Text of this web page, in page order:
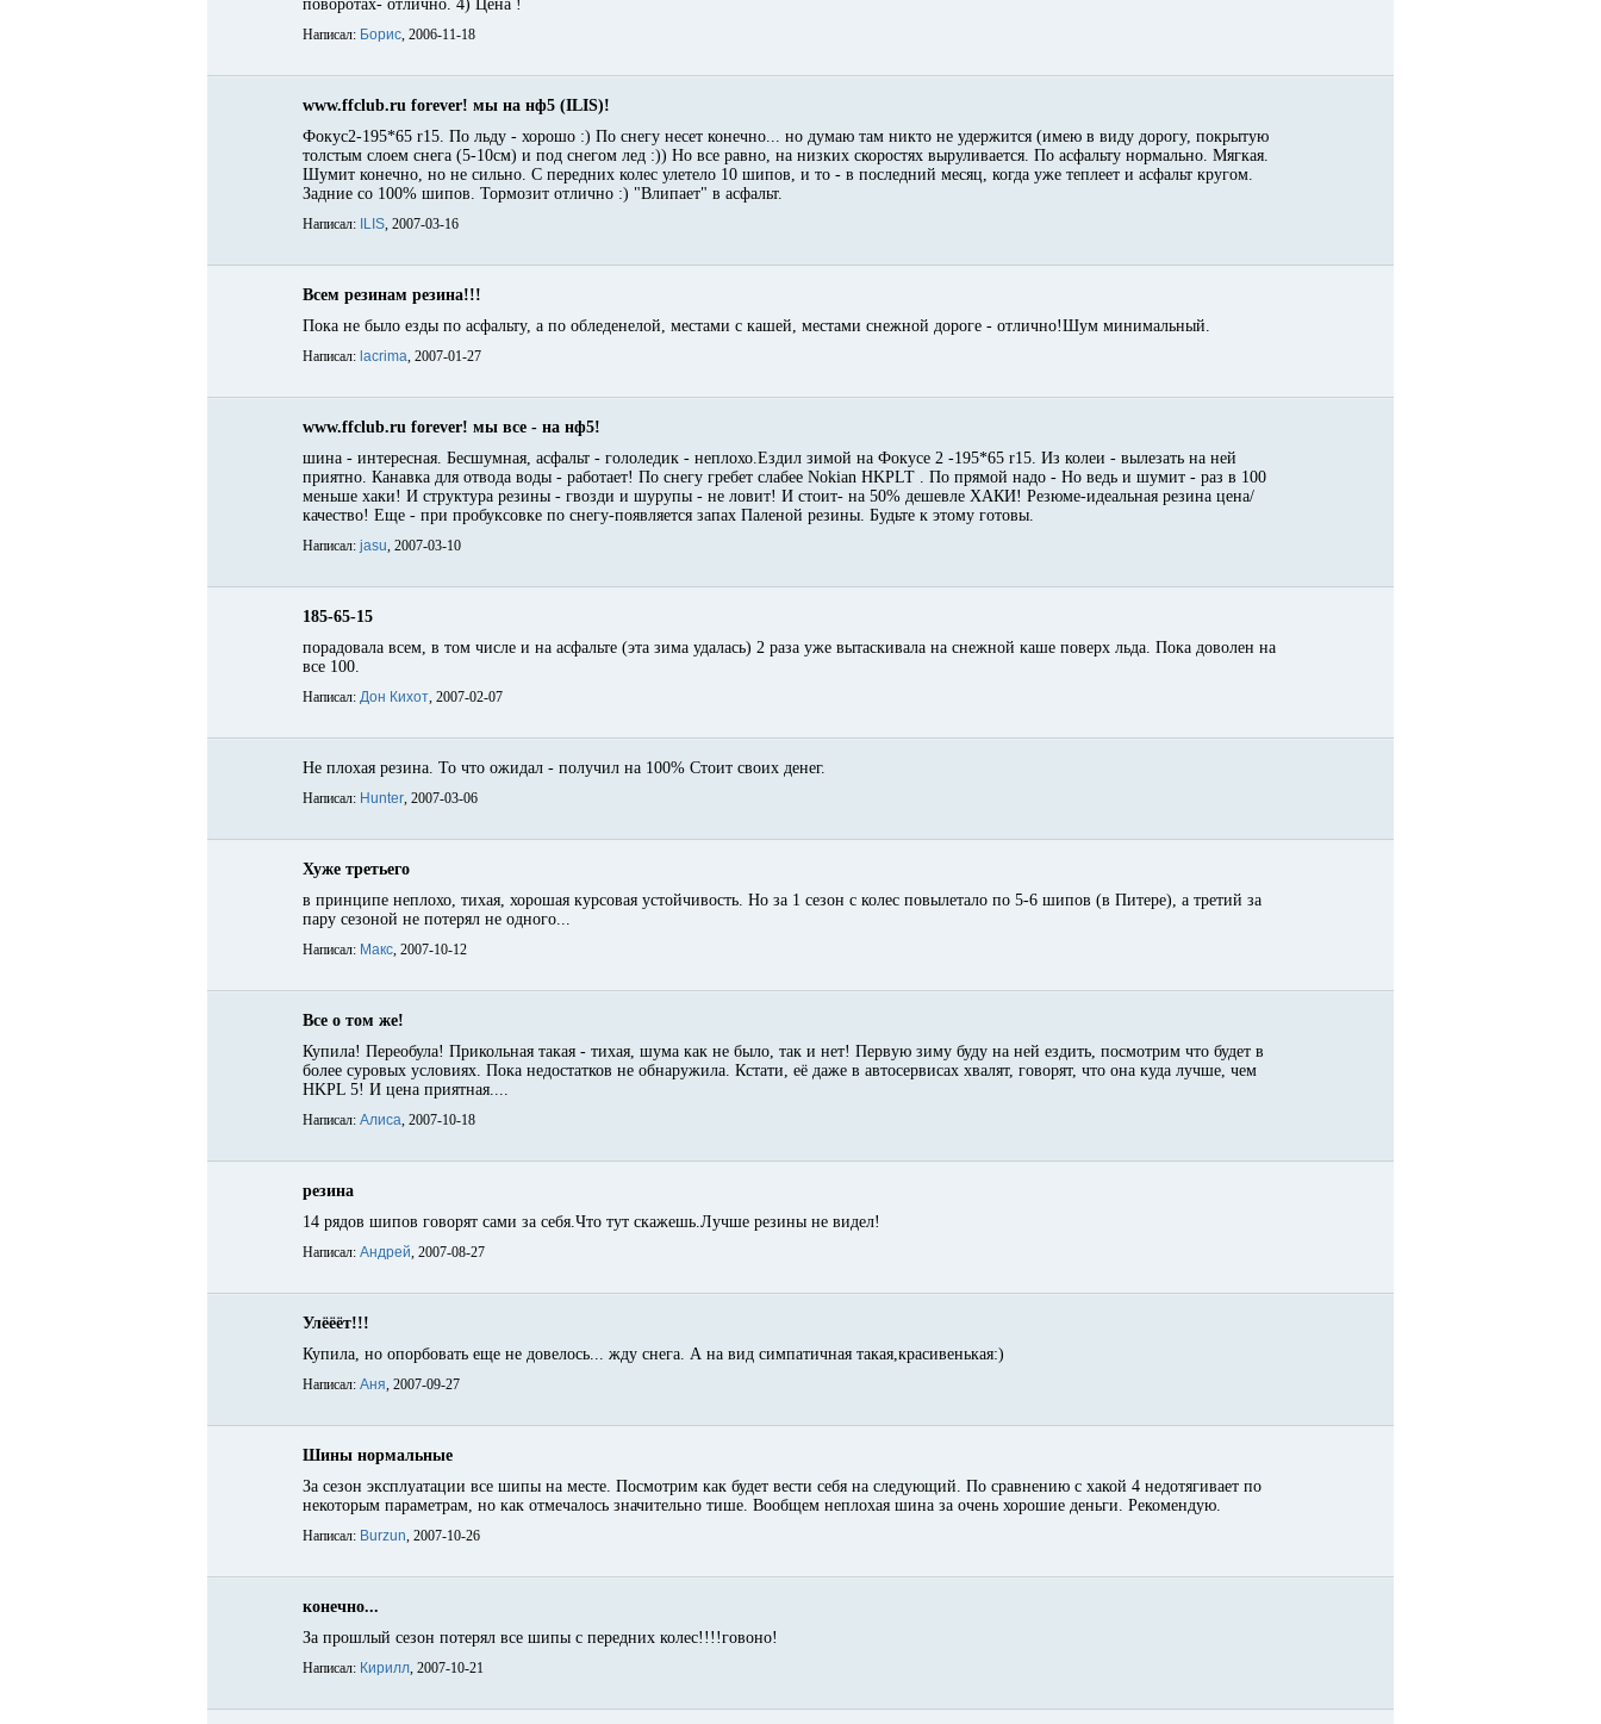
поворотах- отлично. 4) Цена !
Написал: Борис, 2006-11-18
www.ffclub.ru forever! мы на нф5 (ILIS)!
Фокус2-195*65 r15. По льду - хорошо :) По снегу несет конечно... но думаю там никто не удержится (имею в виду дорогу, покрытую
толстым слоем снега (5-10см) и под снегом лед :)) Но все равно, на низких скоростях выруливается. По асфальту нормально. Мягкая.
Шумит конечно, но не сильно. С передних колес улетело 10 шипов, и то - в последний месяц, когда уже теплеет и асфальт кругом.
Задние со 100% шипов. Тормозит отлично :) "Влипает" в асфальт.
Написал: ILIS, 2007-03-16
Всем резинам резина!!!
Пока не было езды по асфальту, а по обледенелой, местами с кашей, местами снежной дороге - отлично!Шум минимальный.
Написал: lacrima, 2007-01-27
www.ffclub.ru forever! мы все - на нф5!
шина - интересная. Бесшумная, асфальт - гололедик - неплохо.Ездил зимой на Фокусе 2 -195*65 r15. Из колеи - вылезать на ней
приятно. Канавка для отвода воды - работает! По снегу гребет слабее Nokian HKPLT . По прямой надо - Но ведь и шумит - раз в 100
меньше хаки! И структура резины - гвозди и шурупы - не ловит! И стоит- на 50% дешевле ХАКИ! Резюме-идеальная резина цена/
качество! Еще - при пробуксовке по снегу-появляется запах Паленой резины. Будьте к этому готовы.
Написал: jasu, 2007-03-10
185-65-15
порадовала всем, в том числе и на асфальте (эта зима удалась) 2 раза уже вытаскивала на снежной каше поверх льда. Пока доволен на
все 100.
Написал: Дон Кихот, 2007-02-07
Не плохая резина. То что ожидал - получил на 100% Стоит своих денег.
Написал: Hunter, 2007-03-06
Хуже третьего
в принципе неплохо, тихая, хорошая курсовая устойчивость. Но за 1 сезон с колес повылетало по 5-6 шипов (в Питере), а третий за
пару сезоной не потерял не одного...
Написал: Макс, 2007-10-12
Все о том же!
Купила! Переобула! Прикольная такая - тихая, шума как не было, так и нет! Первую зиму буду на ней ездить, посмотрим что будет в
более суровых условиях. Пока недостатков не обнаружила. Кстати, её даже в автосервисах хвалят, говорят, что она куда лучше, чем
HKPL 5! И цена приятная....
Написал: Алиса, 2007-10-18
резина
14 рядов шипов говорят сами за себя.Что тут скажешь.Лучше резины не видел!
Написал: Андрей, 2007-08-27
Улёёёт!!!
Купила, но опорбовать еще не довелось... жду снега. А на вид симпатичная такая,красивенькая:)
Написал: Аня, 2007-09-27
Шины нормальные
За сезон эксплуатации все шипы на месте. Посмотрим как будет вести себя на следующий. По сравнению с хакой 4 недотягивает по
некоторым параметрам, но как отмечалось значительно тише. Вообщем неплохая шина за очень хорошие деньги. Рекомендую.
Написал: Burzun, 2007-10-26
конечно...
За прошлый сезон потерял все шипы с передних колес!!!!говоно!
Написал: Кирилл, 2007-10-21